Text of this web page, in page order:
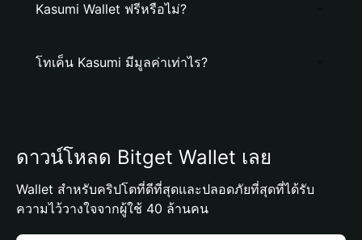
Kasumi Wallet ฟรีหรือไม่?
โทเค็น Kasumi มีมูลค่าเท่าไร?
ดาวน์โหลด Bitget Wallet เลย
Wallet สำหรับคริปโตที่ดีที่สุดและปลอดภัยที่สุดที่ได้รับ
ความไว้วางใจจากผู้ใช้ 40 ล้านคน